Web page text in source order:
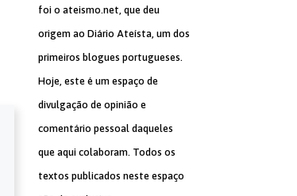
foi o ateismo.net, que deu
origem ao Diário Ateísta, um dos
primeiros blogues portugueses.
Hoje, este é um espaço de
divulgação de opinião e
comentário pessoal daqueles
que aqui colaboram. Todos os
textos publicados neste espaço